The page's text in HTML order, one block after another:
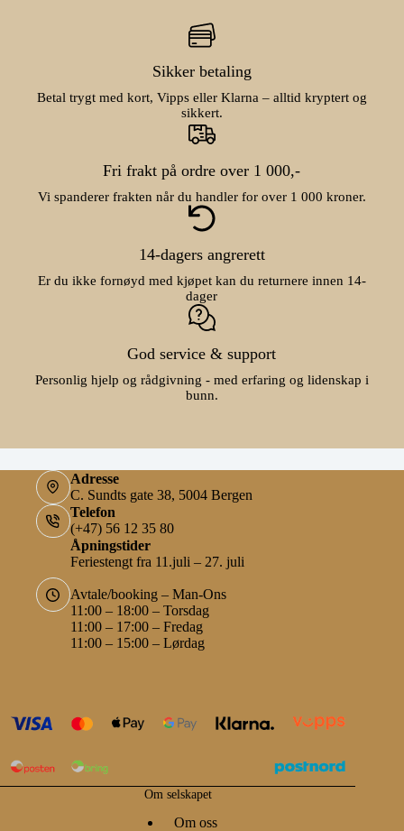
Sikker betaling
Betal trygt med kort, Vipps eller Klarna – alltid kryptert og
sikkert.
Fri frakt på ordre over 1 000,-
Vi spanderer frakten når du handler for over 1 000 kroner.
14-dagers angrerett
Er du ikke fornøyd med kjøpet kan du returnere innen 14-
dager
God service & support
Personlig hjelp og rådgivning - med erfaring og lidenskap i
bunn.
Adresse
C. Sundts gate 38, 5004 Bergen
Telefon
(+47) 56 12 35 80
Åpningstider
Feriestengt fra 11.juli – 27. juli
Avtale/booking – Man-Ons
11:00 – 18:00 – Torsdag
11:00 – 17:00 – Fredag
11:00 – 15:00 – Lørdag
Om selskapet
Om oss